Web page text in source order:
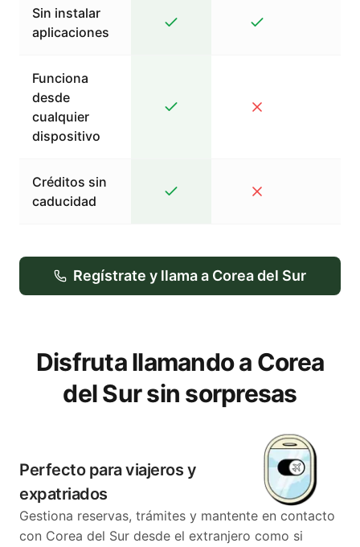
Sin instalar
aplicaciones
Funciona
desde
cualquier
dispositivo
Créditos sin
caducidad
Regístrate y llama a Corea del Sur
Disfruta llamando a Corea
del Sur sin sorpresas
Perfecto para viajeros y
expatriados
Gestiona reservas, trámites y mantente en contacto
con Corea del Sur desde el extranjero como si